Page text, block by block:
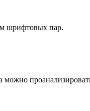
шрифтовых пар.